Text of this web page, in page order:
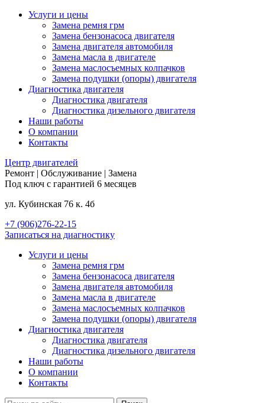
Услуги и цены
Замена ремня грм
Замена бензонасоса двигателя
Замена двигателя автомобиля
Замена масла в двигателе
Замена маслосъемных колпачков
Замена подушки (опоры) двигателя
Диагностика двигателя
Диагностика двигателя
Диагностика дизельного двигателя
Наши работы
О компании
Контакты
Центр двигателей
Ремонт | Обслуживание | Замена
Под ключ с гарантией 6 месяцев
ул. Кубинская 76 к. 4б
+7 (906)276-22-15
Записаться на диагностику
Услуги и цены
Замена ремня грм
Замена бензонасоса двигателя
Замена двигателя автомобиля
Замена масла в двигателе
Замена маслосъемных колпачков
Замена подушки (опоры) двигателя
Диагностика двигателя
Диагностика двигателя
Диагностика дизельного двигателя
Наши работы
О компании
Контакты